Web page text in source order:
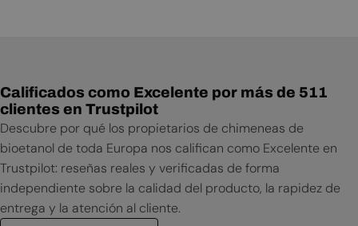
Calificados como Excelente por más de 511
clientes en Trustpilot
Descubre por qué los propietarios de chimeneas de
bioetanol de toda Europa nos califican como Excelente en
Trustpilot: reseñas reales y verificadas de forma
independiente sobre la calidad del producto, la rapidez de
entrega y la atención al cliente.